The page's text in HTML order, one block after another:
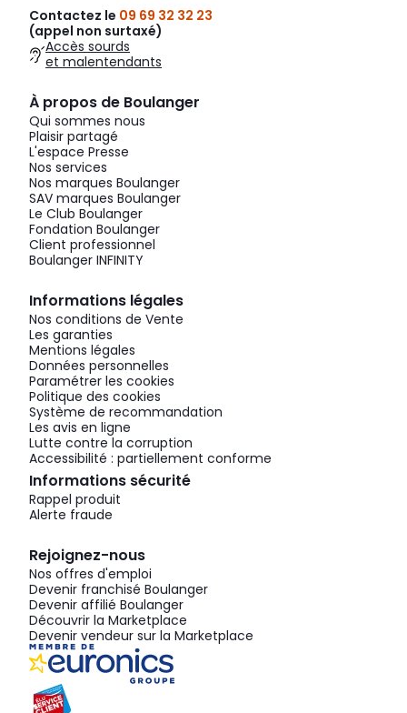
Contactez le 09 69 32 32 23
(appel non surtaxé)
Accès sourds
et malentendants
À propos de Boulanger
Qui sommes nous
Plaisir partagé
L'espace Presse
Nos services
Nos marques Boulanger
SAV marques Boulanger
Le Club Boulanger
Fondation Boulanger
Client professionnel
Boulanger INFINITY
Informations légales
Nos conditions de Vente
Les garanties
Mentions légales
Données personnelles
Paramétrer les cookies
Politique des cookies
Système de recommandation
Les avis en ligne
Lutte contre la corruption
Accessibilité : partiellement conforme
Informations sécurité
Rappel produit
Alerte fraude
Rejoignez-nous
Nos offres d'emploi
Devenir franchisé Boulanger
Devenir affilié Boulanger
Découvrir la Marketplace
Devenir vendeur sur la Marketplace